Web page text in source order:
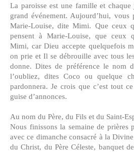
La paroisse est une famille et
grand événement. Aujourd’hui, vous
Marie-Louise, dite Mimi. Que ceux
pensent à Marie-Louise, que ceux
Mimi, car Dieu accepte quelquefois
on prie et Il se débrouille avec tous
donne. Dites de préférence le nom
l’oubliez, dites Coco ou quelque
pardonnera. Je crois que c’est tout
guise d’annonces.
Au nom du Père, du Fils et du Saint-
Nous finissons la semaine de prières
avec ce dimanche consacré à la
du Christ, du Père Céleste, banquet